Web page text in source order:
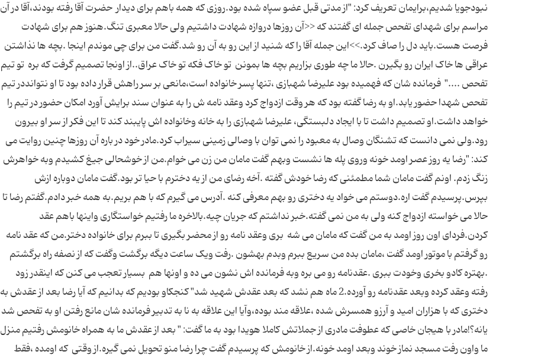
نبودجویا شدیم،برایمان تعریف کرد: "از مدتی قبل عضو سپاه شده بود.روزی که همه باهم برای دیدار حضرت آقا رفته بودند،آقا در آن
مراسم برای شهدای تفحص جمله ای گفتند که <<آن روزها دروازه شهادت داشتیم ولی حالا معبری تنگ.هنوز هم برای شهادت
فرصت هست.باید دل را صاف کرد.>>این جمله آقا را که شنید از این رو به آن رو شد.گفت من برای چی موندم اینجا .بچه ها نذاشتن
عراقی ها خاک ایران رو بگیرن .حالا ما چه طوری بزاریم بچه ها بمونن تو خاک فکه تو خاک عراق..از اونجا تصمیم گرفت که بره تو تیم
تفحص ...." فرمانده شان که فهمیده بود علیرضا شهبازی ،تنها پسر خانواده است،مانعی بر سر راهش قرار داده بود تا او نتوانددر تیم
تفحص شهدا حضور یابد.او به رضا گفته بود که هر وقت ازدواج کرد وعقد نامه ش را به عنوان سند برایش آورد امکان حضور در تیم را
خواهد داشت.او تصمیم داشت تا با ایجاد دلبستگی، علیرضا شهبازی را به خانه وخانواده اش پایبند کند تا این فکر از سر او بیرون
رود.ولی نمی دانست که تشنگان وصال به معبود را نمی توان با وصالی زمینی سیراب کرد.مادر خود در باره آن روزها چنین روایت می
کند: "رضا یه روز عصر اومد خونه وروی پله ها نشست وبهم گفت مامان من زن می خوام.من از خوشحالی جیغ کشیدم وبه خواهرش
زنگ زدم. اونم گفت مامان شما مطمئنی که رضا خودش گفته .آخه رضای من از یه دخترم با حیا تر بود.گفت مامان دوباره ازش
بپرس.پرسیدم گفت اره.دوستم می خواد یه دختری رو بهم معرفی کنه .آدرس می گیرم که با هم بریم.به همه خبر دادم.گفتم رضا تا
حالا می خواسته ازدواج کنه ولی به من نمی گفته.خبر نداشتم که جریان چیه.بالاخره ما رفتیم خواستگاری واینها باهم عقد
کردن.فردای اون روز اومد به من گفت که مامان می شه بری وعقد نامه رو از محضر بگیری تا ببرم برای خانواده دختر.من که عقد نامه
رو گرفتم با موتور اومد گفت ،مامان بده من سریع ببرم وبدم بهشون .رفت ویک ساعت دیگه برگشت وگفت که از نصفه راه برگشتم
.بهتره کادو بخری وخودت ببری .عقدنامه رو می بره وبه فرمانده اش نشون می ده و اونها هم بسیار تعجب می کنن که اینقدر زود
رفته وعقد کرده وبعد عقدنامه رو آورده.2 ماه هم نشد که بعد عقدش شهید شد" کنجکاو بودیم که بدانیم که آیا رضا بعد از عقدش به
دختری که با هزاران امید و آرزو همسرش شده ،علاقه مند بوده،وآیا این علاقه به نا به تدبیر فرمانده شان مانع رفتن او به تفحص شد
یانه؟!مادر با هیجان خاصی که عطوفت مادری از جملاتش کاملا هویدا بود به ما گفت: " بعد از عقدش ما به همراه خانومش رفتیم منزل
ما واون رفت مسجد نماز خوند وبعد اومد خونه.از خانومش که پرسیدم گفت چرا رضا منو تحویل نمی گیره.از وقتی که اومده ،فقط